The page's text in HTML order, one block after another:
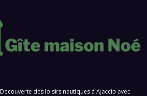
Découverte des loisirs nautiques à Ajaccio avec